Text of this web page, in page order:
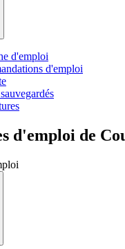
d'emploi
d'emploi
d'emploi de